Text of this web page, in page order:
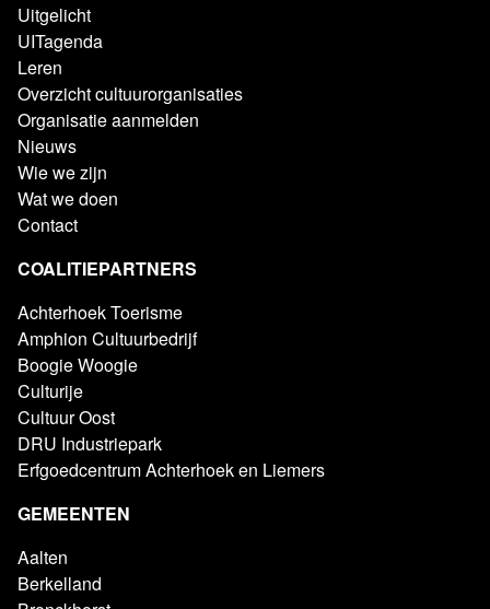
Uitgelicht
UITagenda
Leren
Overzicht cultuurorganisaties
Organisatie aanmelden
Nieuws
Wie we zijn
Wat we doen
Contact
COALITIEPARTNERS
Achterhoek Toerisme
Amphion Cultuurbedrijf
Boogie Woogie
Culturije
Cultuur Oost
DRU Industriepark
Erfgoedcentrum Achterhoek en Liemers
GEMEENTEN
Aalten
Berkelland